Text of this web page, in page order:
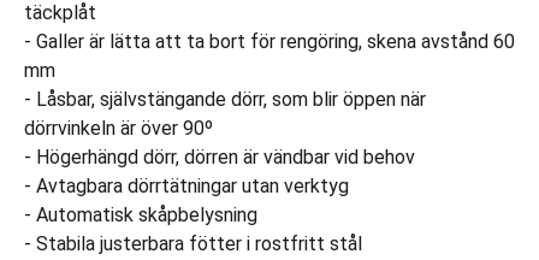
täckplåt
- Galler är lätta att ta bort för rengöring, skena avstånd 60
mm
- Låsbar, självstängande dörr, som blir öppen när
dörrvinkeln är över 90º
- Högerhängd dörr, dörren är vändbar vid behov
- Avtagbara dörrtätningar utan verktyg
- Automatisk skåpbelysning
- Stabila justerbara fötter i rostfritt stål